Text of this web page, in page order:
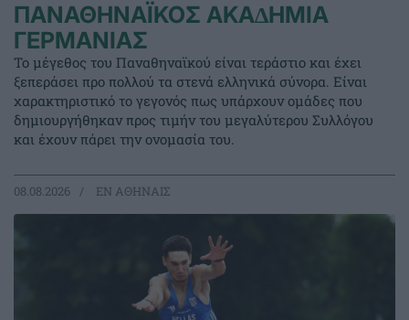
ΠΑΝΑΘΗΝΑΪΚΟΣ ΑΚΑ∆ΗΜΙΑ
ΓΕΡΜΑΝΙΑΣ
Το μέγεθος του Παναθηναϊκού είναι τεράστιο και έχει
ξεπεράσει προ πολλού τα στενά ελληνικά σύνορα. Είναι
χαρακτηριστικό το γεγονός πως υπάρχουν ομάδες που
δημιουργήθηκαν προς τιμήν του μεγαλύτερου Συλλόγου
και έχουν πάρει την ονομασία του.
08.08.2026 EΝ ΑΘΗΝΑΙΣ